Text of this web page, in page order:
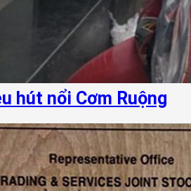
hút nổi Cơm Ruộng